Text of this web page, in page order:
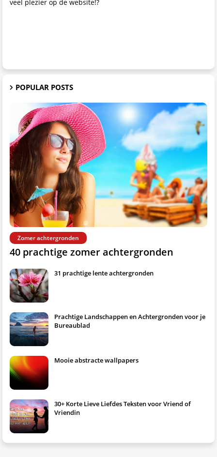
veel plezier op de website!?
POPULAR POSTS
Zomer achtergronden
40 prachtige zomer achtergronden
31 prachtige lente achtergronden
Prachtige Landschappen en Achtergronden voor je
Bureaublad
Mooie abstracte wallpapers
30+ Korte Lieve Liefdes Teksten voor Vriend of
Vriendin